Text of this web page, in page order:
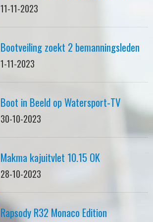
11-11-2023
Bootveiling zoekt 2 bemanningsleden
1-11-2023
Boot in Beeld op Watersport-TV
30-10-2023
Makma kajuitvlet 10.15 OK
28-10-2023
Rapsody R32 Monaco Edition